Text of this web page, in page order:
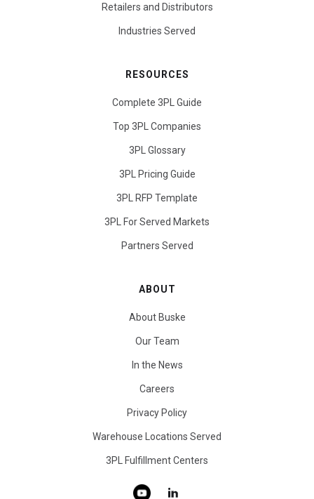
Retailers and Distributors
Industries Served
RESOURCES
Complete 3PL Guide
Top 3PL Companies
3PL Glossary
3PL Pricing Guide
3PL RFP Template
3PL For Served Markets
Partners Served
ABOUT
About Buske
Our Team
In the News
Careers
Privacy Policy
Warehouse Locations Served
3PL Fulfillment Centers